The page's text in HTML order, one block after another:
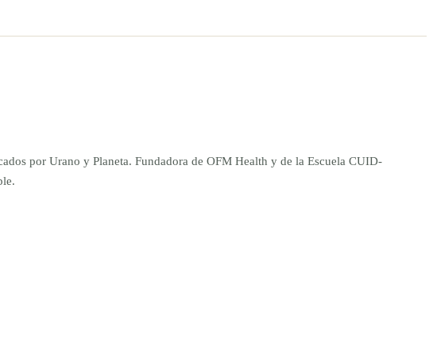
por Urano y Planeta. Fundadora de OFM Health y de la Escuela CUID-